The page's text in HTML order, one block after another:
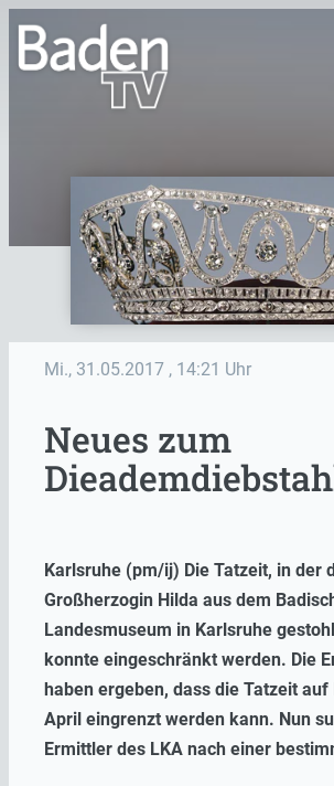
Mi., 31.05.2017 , 14:21 Uhr
Neues zum
Karlsruhe (pm/ij) Die Tatzeit, in der
Großherzogin Hilda aus dem
Landesmuseum in Karlsruhe
konnte eingeschränkt werden. Die
haben ergeben, dass die Tatzeit
April eingrenzt werden kann. Nun
Ermittler des LKA nach einer